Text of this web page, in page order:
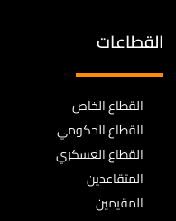
القطاعات
القطاع الخاص
القطاع الحكومي
القطاع العسكري
المتقاعدين
المقيمين